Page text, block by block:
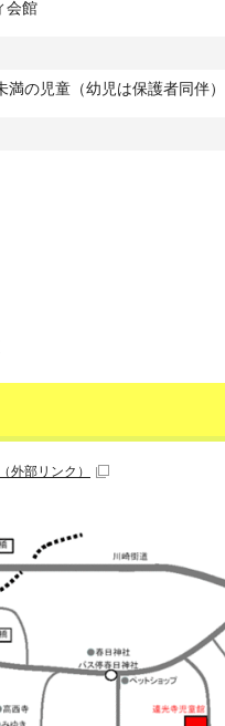
会館
満の児童（幼児は保護者同伴）
（外部リンク）